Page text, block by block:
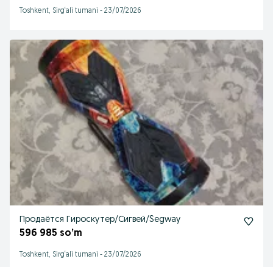
Toshkent, Sirg‘ali tumani - 23/07/2026
Продаётся Гироскутер/Сигвей/Segway
596 985 so’m
Toshkent, Sirg‘ali tumani - 23/07/2026